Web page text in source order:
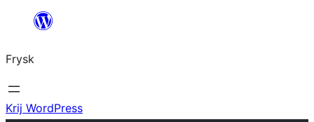
Fierder
ynhâld
Frysk
Krij WordPress